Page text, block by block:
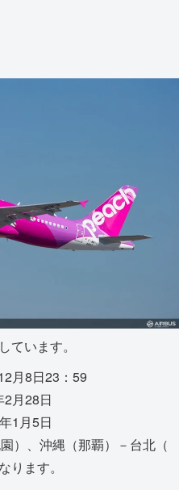
ています。
月8日23：59
2月28日
1月5日
）、沖縄（那覇）－台北（
ります。